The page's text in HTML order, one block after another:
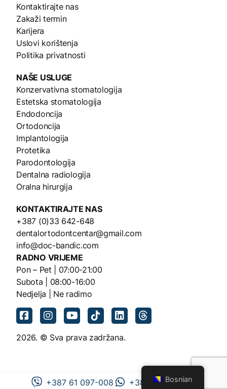
Kontaktirajte nas
Zakaži termin
Karijera
Uslovi korištenja
Politika privatnosti
NAŠE USLUGE
Konzervativna stomatologija
Estetska stomatologija
Endodoncija
Ortodoncija
Implantologija
Protetika
Parodontologija
Dentalna radiologija
Oralna hirurgija
KONTAKTIRAJTE NAS
+387 (0)33 642-648
dentalortodontcentar@gmail.com
info@doc-bandic.com
RADNO VRIJEME
Pon – Pet | 07:00-21:00
Subota | 08:00-16:00
Nedjelja | Ne radimo
2026. © Sva prava zadržana.
+387 61 097-008 +387 61 097-008
Bosnian